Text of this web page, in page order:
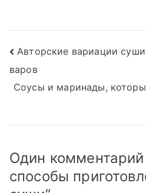
Навигация
по
Авторские вариации
варов
Соусы и маринады,
Один комментарий
способы